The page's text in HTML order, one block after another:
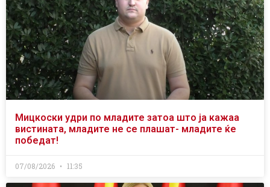
Мицкоски удри по младите затоа што ја кажаа
вистината, младите не се плашат- младите ќе
победат!
07/08/2026 11:35